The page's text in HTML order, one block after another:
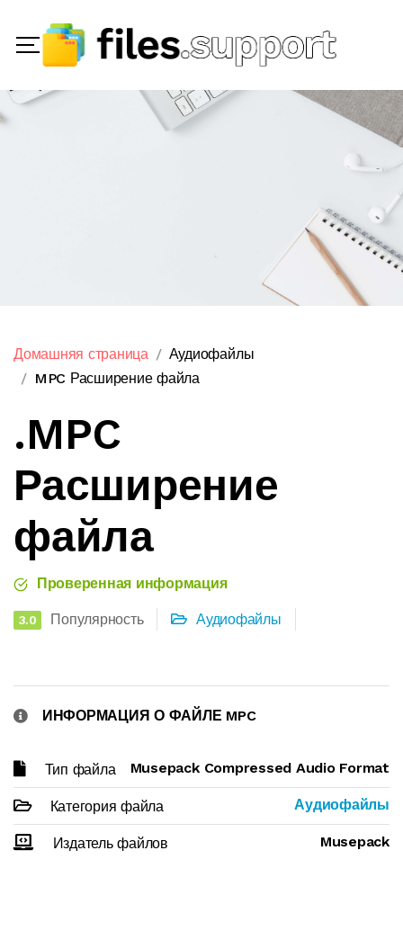
Домашняя страница
Аудиофайлы
MPC Расширение файла
.MPC
Расширение
файла
Проверенная информация
3.0 Популярность Аудиофайлы
ИНФОРМАЦИЯ О ФАЙЛЕ MPC
Тип файла Musepack Compressed Audio Format
Категория файла Аудиофайлы
Издатель файлов Musepack